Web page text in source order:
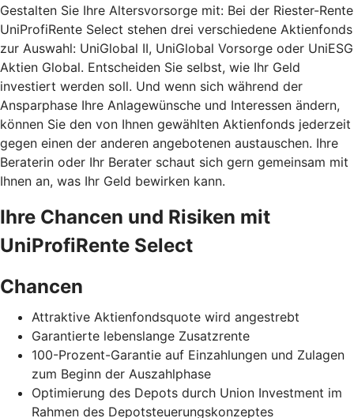
Gestalten Sie Ihre Altersvorsorge mit: Bei der Riester-Rente
UniProfiRente Select stehen drei verschiedene Aktienfonds
zur Auswahl: UniGlobal II, UniGlobal Vorsorge oder UniESG
Aktien Global. Entscheiden Sie selbst, wie Ihr Geld
investiert werden soll. Und wenn sich während der
Ansparphase Ihre Anlagewünsche und Interessen ändern,
können Sie den von Ihnen gewählten Aktienfonds jederzeit
gegen einen der anderen angebotenen austauschen. Ihre
Beraterin oder Ihr Berater schaut sich gern gemeinsam mit
Ihnen an, was Ihr Geld bewirken kann.
Ihre Chancen und Risiken mit
UniProfiRente Select
Chancen
Attraktive Aktienfondsquote wird angestrebt
Garantierte lebenslange Zusatzrente
100-Prozent-Garantie auf Einzahlungen und Zulagen
zum Beginn der Auszahlphase
Optimierung des Depots durch Union Investment im
Rahmen des Depotsteuerungskonzeptes